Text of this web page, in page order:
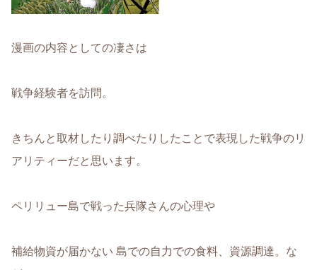
漫画の内容としての凄さは
戦争経験者を訪問。
きちんと取材したり調べたりしたことで表現した戦争のリ
アリティーだと思います。
ペリリュー島で戦った兵隊さんの心理や
補給物資が届かない 島での自力での食料、資源調達。な